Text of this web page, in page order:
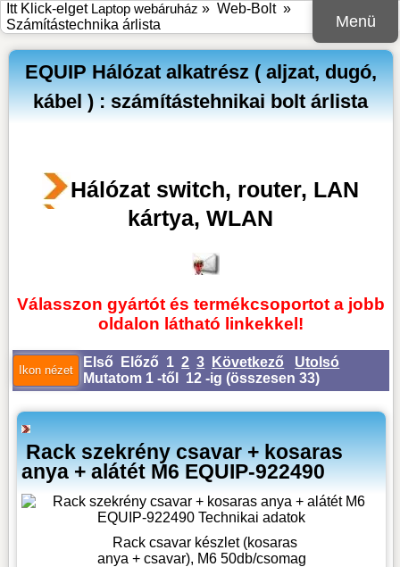
Menü
Itt Klick-elget Laptop webáruház » Web-Bolt»
Számítástechnika árlista
EQUIP Hálózat alkatrész ( aljzat, dugó,
kábel ) : számítástehnikai bolt árlista
Hálózat switch, router, LAN
kártya, WLAN
Válasszon gyártót és termékcsoportot a jobb
oldalon látható linkekkel!
Első Előző 1 2 3 Következő
Utolsó
Mutatom 1 -től 12 -ig (összesen 33)
Rack szekrény csavar + kosaras
anya + alátét M6 EQUIP-922490
Rack csavar készlet (kosaras
anya + csavar), M6 50db/csomag